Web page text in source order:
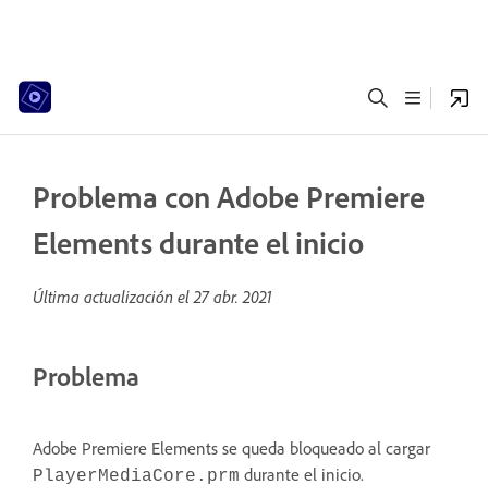
Problema con Adobe Premiere
Elements durante el inicio
Última actualización el27 abr. 2021
Problema
Adobe Premiere Elements se queda bloqueado al cargar
PlayerMediaCore.prm durante el inicio.